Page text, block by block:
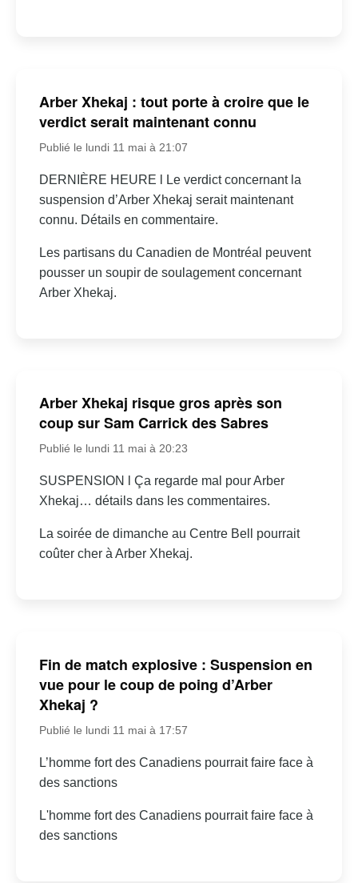
Arber Xhekaj : tout porte à croire que le
verdict serait maintenant connu
Publié le lundi 11 mai à 21:07
DERNIÈRE HEURE l Le verdict concernant la
suspension d’Arber Xhekaj serait maintenant
connu. Détails en commentaire.
Les partisans du Canadien de Montréal peuvent
pousser un soupir de soulagement concernant
Arber Xhekaj.
Arber Xhekaj risque gros après son
coup sur Sam Carrick des Sabres
Publié le lundi 11 mai à 20:23
SUSPENSION l Ça regarde mal pour Arber
Xhekaj… détails dans les commentaires.
La soirée de dimanche au Centre Bell pourrait
coûter cher à Arber Xhekaj.
Fin de match explosive : Suspension en
vue pour le coup de poing d’Arber
Xhekaj ?
Publié le lundi 11 mai à 17:57
L’homme fort des Canadiens pourrait faire face à
des sanctions
L'homme fort des Canadiens pourrait faire face à
des sanctions